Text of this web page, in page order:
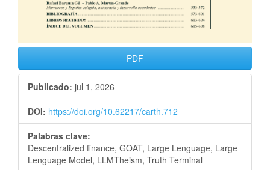
PDF
Publicado: jul 1, 2026
DOI: https://doi.org/10.62217/carth.712
Palabras clave:
Descentralized finance, GOAT, Large Lenguage, Large
Lenguage Model, LLMTheism, Truth Terminal